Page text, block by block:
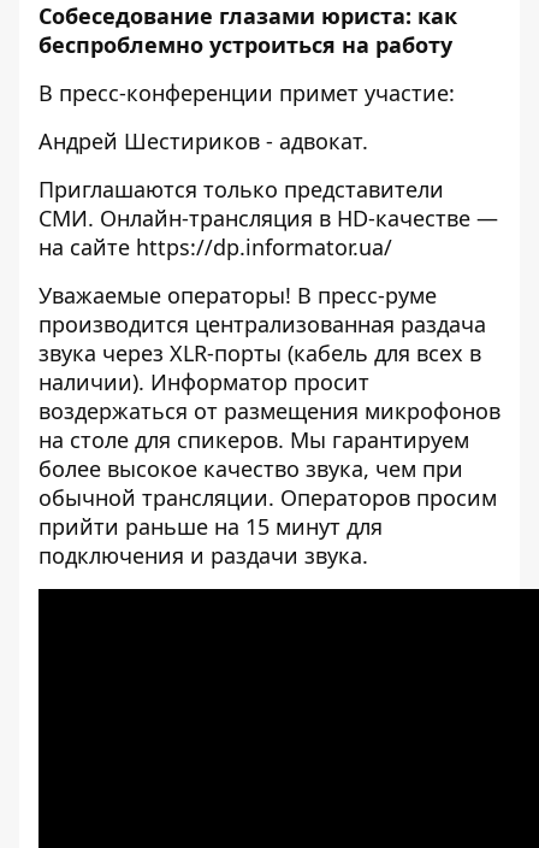
Собеседование глазами юриста: как
беспроблемно устроиться на работу
В пресс-конференции примет участие:
Андрей Шестириков - адвокат.
Приглашаются только представители
СМИ. Онлайн-трансляция в HD-качестве —
на сайте https://dp.informator.ua/
Уважаемые операторы! В пресс-руме
производится централизованная раздача
звука через XLR-порты (кабель для всех в
наличии). Информатор просит
воздержаться от размещения микрофонов
на столе для спикеров. Мы гарантируем
более высокое качество звука, чем при
обычной трансляции. Операторов просим
прийти раньше на 15 минут для
подключения и раздачи звука.